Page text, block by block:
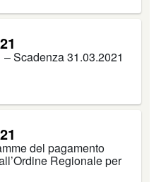
Scadenza 31.03.2021
del pagamento
Regionale per